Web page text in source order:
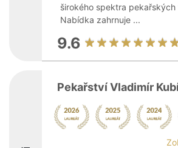
širokého spektra
Nabídka zahrnuje ...
9.6
Pekařství Vladimír